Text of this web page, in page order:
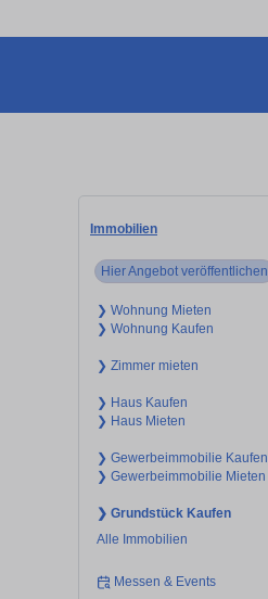
Immobilien
Hier Angebot veröffentlichen
❯ Wohnung Mieten
❯ Wohnung Kaufen
❯ Zimmer mieten
❯ Haus Kaufen
❯ Haus Mieten
❯ Gewerbeimmobilie Kaufen
❯ Gewerbeimmobilie Mieten
❯ Grundstück Kaufen
Alle Immobilien
Messen & Events